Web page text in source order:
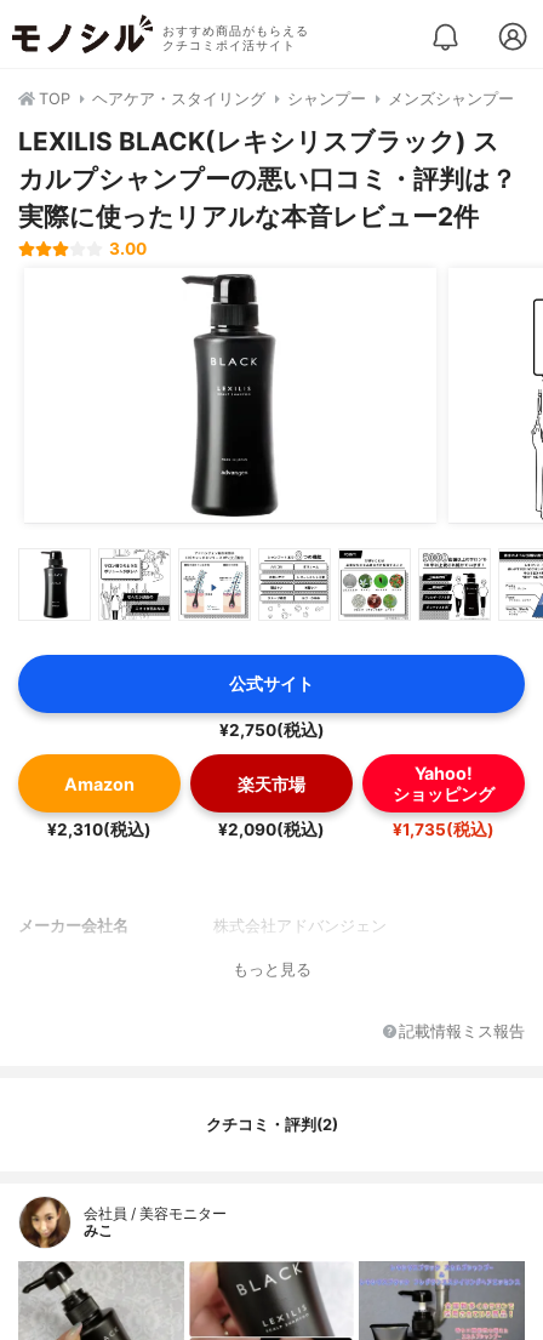
おすすめ商品がもらえる
クチコミポイ活サイト
TOP ヘアケア・スタイリング シャンプー メンズシャンプー
LEXILIS BLACK(レキシリスブラック) ス
カルプシャンプーの悪い口コミ・評判は？
実際に使ったリアルな本音レビュー2件
3.00
公式サイト
¥2,750(税込)
Amazon
¥2,310(税込)
楽天市場
¥2,090(税込)
Yahoo!
ショッピング
¥1,735(税込)
メーカー会社名 株式会社アドバンジェン
もっと見る
記載情報ミス報告
クチコミ・評判(2)
会社員 / 美容モニター
みこ